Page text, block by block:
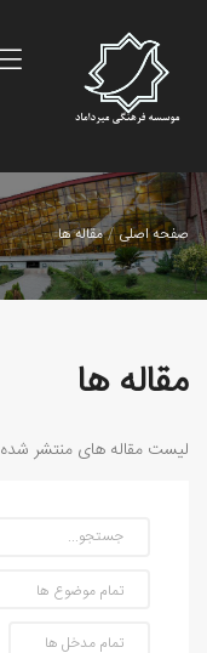
صفحه اصلی مقاله ها
مقاله ها
لیست مقاله های منتشر شده